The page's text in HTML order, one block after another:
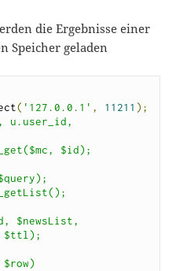
die Ergebnisse einer
Speicher geladen
( '127.0.0.1' , 11211 );
u.user_id,
$id);
$newsList,
$ttl);